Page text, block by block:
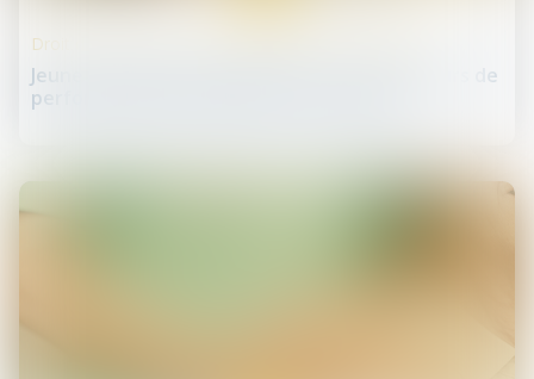
Jeune entreprise de croissance : les indicateurs de
performance économique sont précisés
Droit des sociétés commerciales et professionnelles